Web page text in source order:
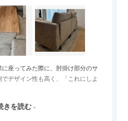
座ってみた際に、肘掛け部分のサ
デザイン性も高く、「これにしよ
幅184cmとコンパクトなので圧迫感
きを読む